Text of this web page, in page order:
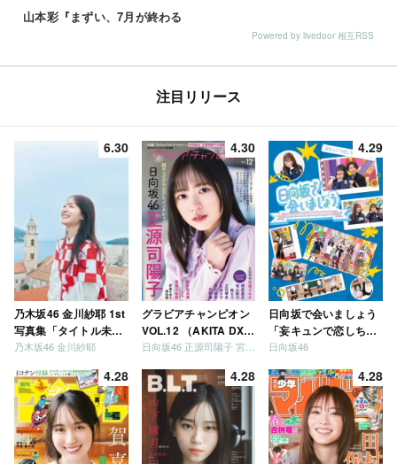
山本彩『まずい、7月が終わる
Powered by livedoor 相互RSS
注目リリース
6.30
乃木坂46 金川紗耶 1st
写真集「タイトル未
定」
乃木坂46 金川紗耶
4.30
グラビアチャンピオン
VOL.12 （AKITA DXシ
リーズ）
日向坂46 正源司陽子 宮地すみれ
4.29
日向坂で会いましょう
「妄キュンで恋しちゃ
いましょう」「どっち
う」「ご褒美でロケし
ましょう」「フレンド
リーになりましょう」
「笑って卒業を祝いま
しょう」 [Blu-ray]
日向坂46
4.28 4.28 4.28